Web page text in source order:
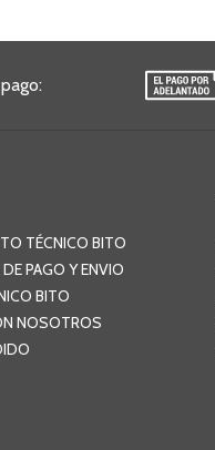
:
TÉCNICO BITO
PAGO Y ENVIO
BITO
NOSOTROS